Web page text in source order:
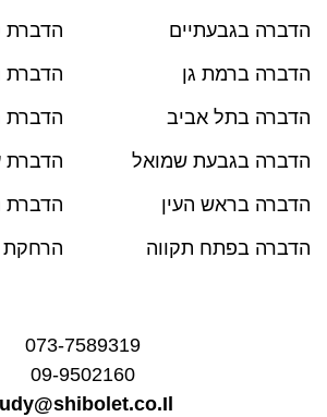
הדברה בגבעתיים
הדברה ברמת גן
הדברה בתל אביב
הדברה בגבעת שמואל
הדברה בראש העין
הדברה בפתח תקווה
הדברת
הדברת
הדברת
הדברת
הדברת
הרחקת
073-7589319
09-9502160